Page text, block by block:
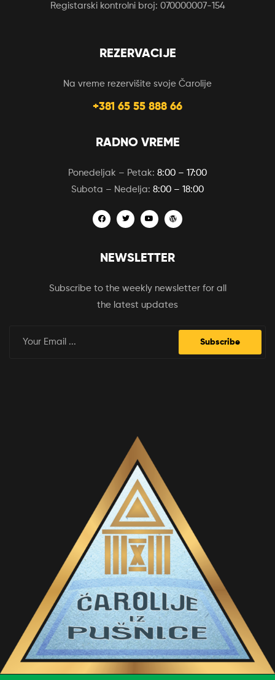
Registarski kontrolni broj: 070000007-154
REZERVACIJE
Na vreme rezervišite svoje Čarolije
+381 65 55 888 66
RADNO VREME
Ponedeljak – Petak: 8:00 – 17:00
Subota – Nedelja: 8:00 – 18:00
NEWSLETTER
Subscribe to the weekly newsletter for all
the latest updates
Subscribe